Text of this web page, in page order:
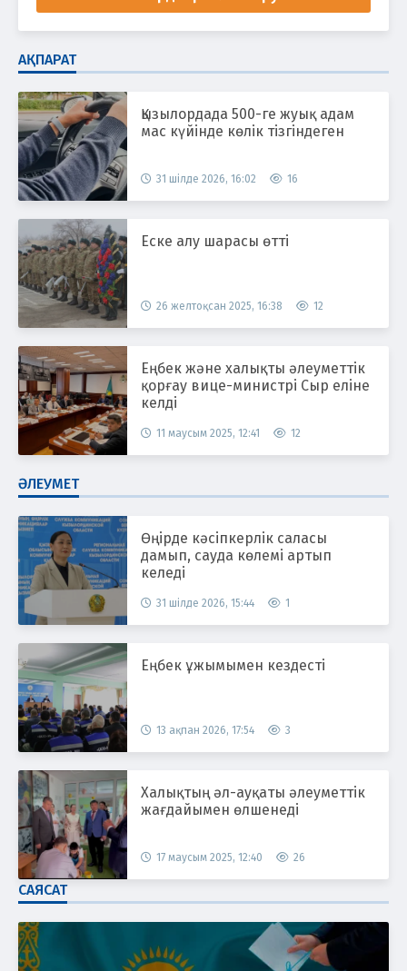
АҚПАРАТ
Қызылордада 500-ге жуық адам
мас күйінде көлік тізгіндеген
31 шілде 2026, 16:02 16
Еске алу шарасы өтті
26 желтоқсан 2025, 16:38 12
Еңбек және халықты әлеуметтік
қорғау вице-министрі Сыр еліне
келді
11 маусым 2025, 12:41 12
ӘЛЕУМЕТ
Өңірде кәсіпкерлік саласы
дамып, сауда көлемі артып
келеді
31 шілде 2026, 15:44 1
Еңбек ұжымымен кездесті
13 ақпан 2026, 17:54 3
Халықтың әл-ауқаты әлеуметтік
жағдайымен өлшенеді
17 маусым 2025, 12:40 26
САЯСАТ